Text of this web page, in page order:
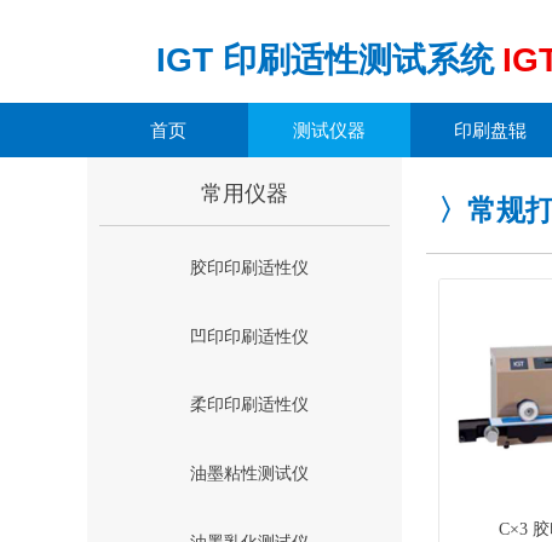
IGT 印刷适性测试系统
首页 测试仪器 印刷盘辊
〉常规
C×3
常用仪器
胶印印刷适性仪
凹印印刷适性仪
柔印印刷适性仪
油墨粘性测试仪